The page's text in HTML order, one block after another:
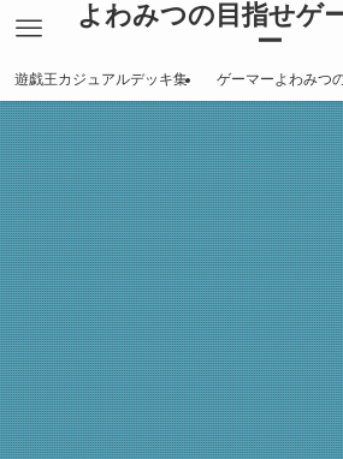
よわみつの目指せゲ
ー
遊戯王カジュアルデッキ集 ゲーマーよわみつ